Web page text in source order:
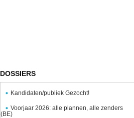
DOSSIERS
Kandidaten/publiek Gezocht!
Voorjaar 2026: alle plannen, alle zenders
(BE)